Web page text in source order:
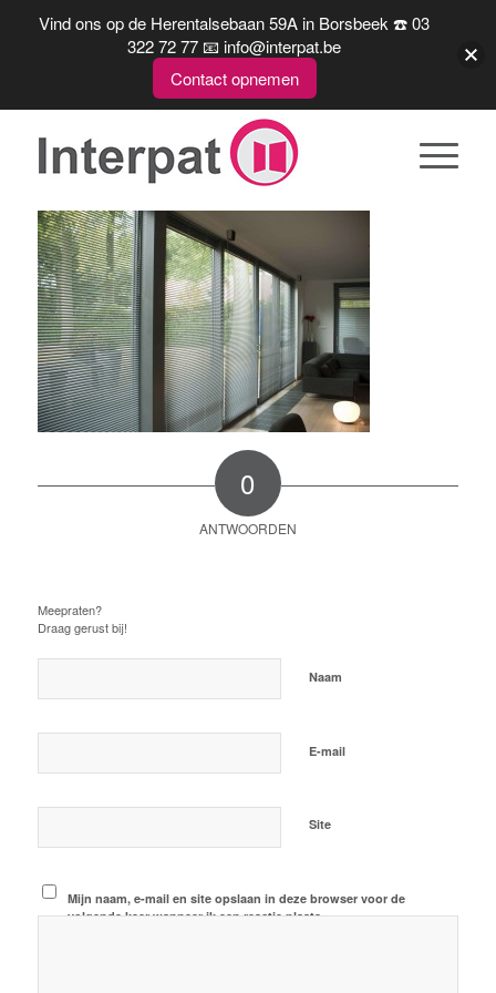
0
ANTWOORDEN
Meepraten?
Draag gerust bij!
Naam
E-mail
Site
Mijn naam, e-mail en site opslaan in deze browser voor de
volgende keer wanneer ik een reactie plaats.
Vind ons op de Herentalsebaan 59A in Borsbeek ☎️ 03
322 72 77 📧 info@interpat.be
Contact opnemen